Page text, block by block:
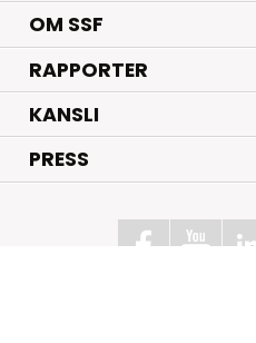
OM SSF
RAPPORTER
KANSLI
PRESS